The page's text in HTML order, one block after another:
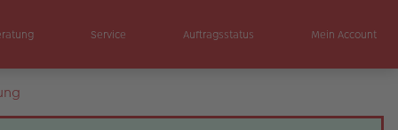
Service Auftragsstatus Mein Account